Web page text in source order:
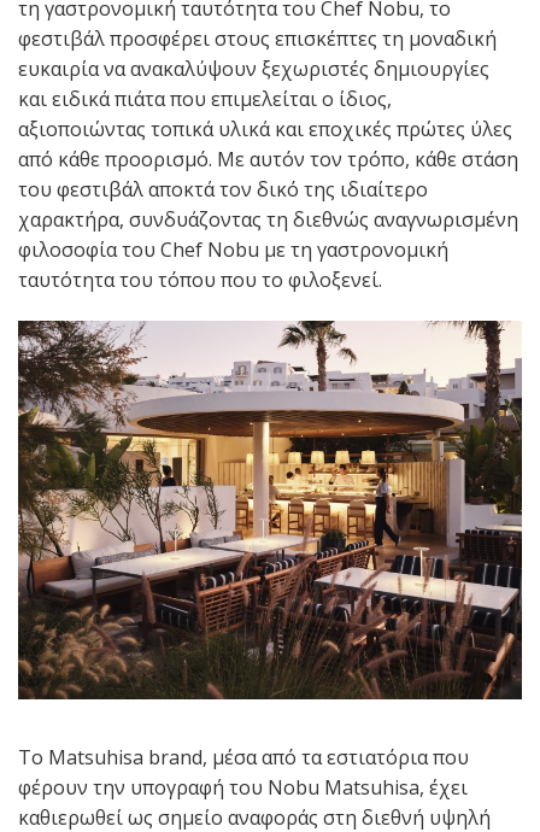
τη γαστρονομική ταυτότητα του Chef Nobu, το
φεστιβάλ προσφέρει στους επισκέπτες τη μοναδική
ευκαιρία να ανακαλύψουν ξεχωριστές δημιουργίες
και ειδικά πιάτα που επιμελείται ο ίδιος,
αξιοποιώντας τοπικά υλικά και εποχικές πρώτες ύλες
από κάθε προορισμό. Με αυτόν τον τρόπο, κάθε στάση
του φεστιβάλ αποκτά τον δικό της ιδιαίτερο
χαρακτήρα, συνδυάζοντας τη διεθνώς αναγνωρισμένη
φιλοσοφία του Chef Nobu με τη γαστρονομική
ταυτότητα του τόπου που το φιλοξενεί.
Το Matsuhisa brand, μέσα από τα εστιατόρια που
φέρουν την υπογραφή του Nobu Matsuhisa, έχει
καθιερωθεί ως σημείο αναφοράς στη διεθνή υψηλή